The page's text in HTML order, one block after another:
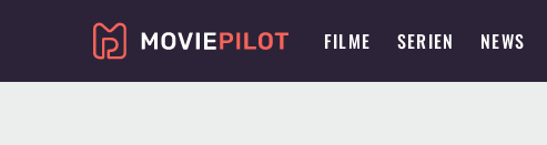
FILME SERIEN NEWS